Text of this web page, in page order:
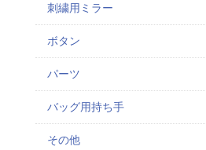
刺繍用ミラー
ボタン
パーツ
バッグ用持ち手
その他